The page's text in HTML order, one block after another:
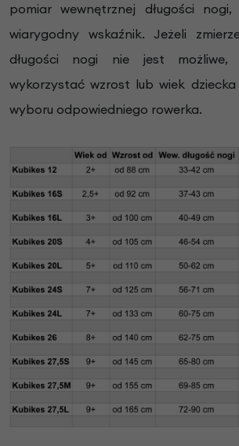
pomiar wewnętrznej długości
wiarygodny wskaźnik. Jeżeli
długości nogi nie jest możliwe,
wykorzystać wzrost lub wiek
wyboru odpowiedniego rowerka.